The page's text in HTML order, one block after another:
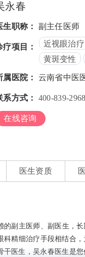
永春
生职称： 副主任医师
疗项目： 近视眼治疗
黄斑变性
属医院： 云南省中医
系方式： 400-839-2968
在线咨询
医生资质
的副主医师、副医生，
精细治疗手段相结合
医生，吴永春医生是您